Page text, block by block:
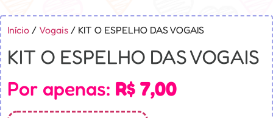
Início / Vogais / KIT O ESPELHO DAS VOGAIS
KIT O ESPELHO DAS VOGAIS
Por apenas: R$ 7,00